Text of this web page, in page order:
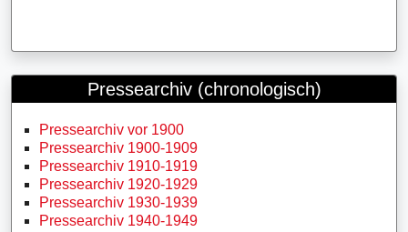
Pressearchiv (chronologisch)
Pressearchiv vor 1900
Pressearchiv 1900-1909
Pressearchiv 1910-1919
Pressearchiv 1920-1929
Pressearchiv 1930-1939
Pressearchiv 1940-1949